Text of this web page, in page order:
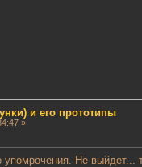
и его прототипы
»
Не выйдет...